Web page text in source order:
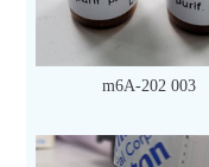
m6A-202 003